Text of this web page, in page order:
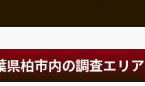
県柏市内の調査エリア